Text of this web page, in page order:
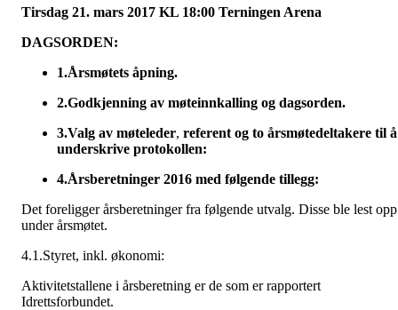
Tirsdag 21. mars 2017 KL 18:00 Terningen Arena
DAGSORDEN:
1.Årsmøtets åpning.
2.Godkjenning av møteinnkalling og dagsorden.
3.Valg av møteleder, referent og to årsmøtedeltakere til å
underskrive protokollen:
4.Årsberetninger 2016 med følgende tillegg:
Det foreligger årsberetninger fra følgende utvalg. Disse ble lest opp
under årsmøtet.
4.1.Styret, inkl. økonomi:
Aktivitetstallene i årsberetning er de som er rapportert
Idrettsforbundet.